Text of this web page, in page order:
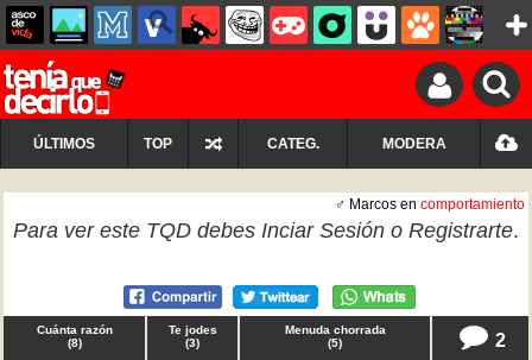
ÚLTIMOS TOP CATEG. MODERA
♂ Marcos en comportamiento
Para ver este TQD debes Inciar Sesión o Registrarte.
Cuánta razón
(8)
Te jodes
(3)
Menuda chorrada
(5) 2